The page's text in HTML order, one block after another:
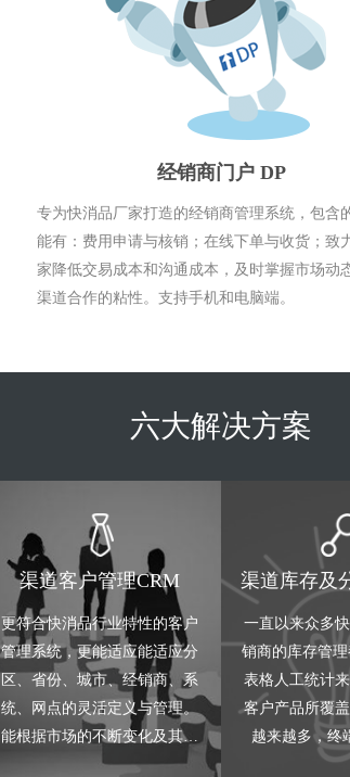
经销商门户 DP
专为快消品厂家打造的经销商管理系统，包含
能有：费用申请与核销；在线下单与收货；致
家降低交易成本和沟通成本，及时掌握市场动
渠道合作的粘性。支持手机和电脑端。
六大解决方案
渠道客户管理CRM
更符合快消品行业特性的客户
管理系统，更能适应能适应分
区、省份、城市、经销商、系
统、网点的灵活定义与管理。
能根据市场的不断变化及其他
需求，轻松实现销售组织架构
渠道库存及
一直以来众多
销商的库存管
表格人工统计
客户产品所覆
越来越多，终
多，产品销量